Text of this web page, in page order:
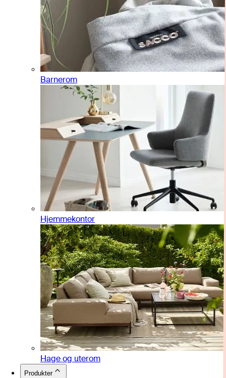
Barnerom
Hjemmekontor
Hage og uterom
Produkter